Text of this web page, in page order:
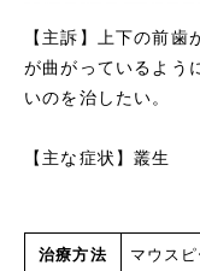
【主訴】上下の前
が曲がっているよう
いのを治したい。
【主な症状】叢生
治療方法
マウス